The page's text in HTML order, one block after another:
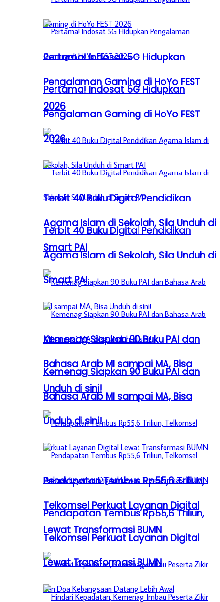
Pertama! Indosat 5G Hidupkan
Pengalaman Gaming di HoYo FEST
2026
Terbit 40 Buku Digital Pendidikan
Agama Islam di Sekolah, Sila Unduh di
Smart PAI
Kemenag Siapkan 90 Buku PAI dan
Bahasa Arab MI sampai MA, Bisa
Unduh di sini!
Pendapatan Tembus Rp55,6 Triliun,
Telkomsel Perkuat Layanan Digital
Lewat Transformasi BUMN
Pertama! Indosat 5G Hidupkan
Pengalaman Gaming di HoYo FEST
2026
Terbit 40 Buku Digital Pendidikan
Agama Islam di Sekolah, Sila Unduh di
Smart PAI
Kemenag Siapkan 90 Buku PAI dan
Bahasa Arab MI sampai MA, Bisa
Unduh di sini!
Pendapatan Tembus Rp55,6 Triliun,
Telkomsel Perkuat Layanan Digital
Lewat Transformasi BUMN